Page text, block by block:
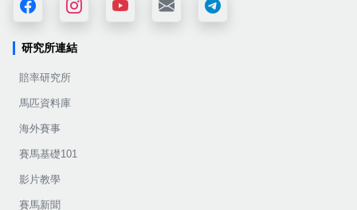
研究所連結
賠率研究所
馬匹資料庫
海外賽事
賽馬基礎101
影片教學
賽馬新聞